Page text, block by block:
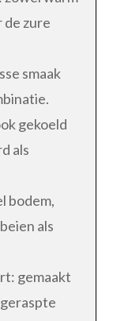
de zure
smaak
gekoeld
als
bodem,
als
gemaakt